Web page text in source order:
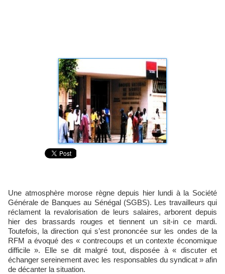
Une atmosphère morose règne depuis hier lundi à la Société
Générale de Banques au Sénégal (SGBS). Les travailleurs qui
réclament la revalorisation de leurs salaires, arborent depuis
hier des brassards rouges et tiennent un sit-in ce mardi.
Toutefois, la direction qui s’est prononcée sur les ondes de la
RFM a évoqué des « contrecoups et un contexte économique
difficile ». Elle se dit malgré tout, disposée à « discuter et
échanger sereinement avec les responsables du syndicat » afin
de décanter la situation.